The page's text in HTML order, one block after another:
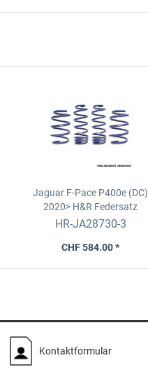
Jaguar F-Pace P400e (DC)
2020> H&R Federsatz
HR-JA28730-3
CHF 584.00 *
Kontaktformular